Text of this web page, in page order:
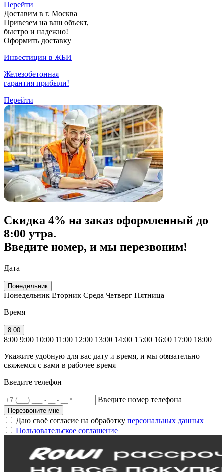
Перейти
Доставим в г. Москва
Привезем на ваш объект,
быстро и надежно!
Оформить доставку
Инвестиции в ЖБИ
Железобетонная
гарантия прибыли!
Перейти
Скидка 4% на заказ оформленный до
8:00 утра.
Введите номер, и мы перезвоним!
Дата
Понедельник
Понедельник Вторник Среда Четверг Пятница
Время
8:00
8:00 9:00 10:00 11:00 12:00 13:00 14:00 15:00 16:00 17:00 18:00
Укажите удобную для вас дату и время, и мы обязательно
свяжемся с вами в рабочее время
Введите телефон
Введите номер телефона
Перезвоните мне
Даю своё согласие на обработку персональных данных
Пользовательское соглашение